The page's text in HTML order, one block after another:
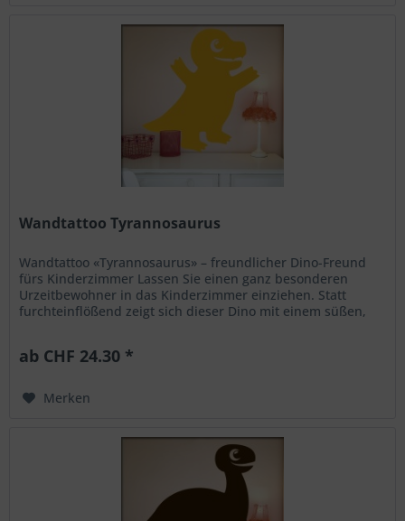
Wandtattoo Tyrannosaurus
Wandtattoo «Tyrannosaurus» – freundlicher Dino-Freund
fürs Kinderzimmer Lassen Sie einen ganz besonderen
Urzeitbewohner in das Kinderzimmer einziehen. Statt
furchteinflößend zeigt sich dieser Dino mit einem süßen,
ab CHF 24.30 *
Merken